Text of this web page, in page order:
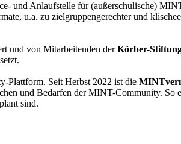
und Anlaufstelle für (außerschulische)
u.a. zu zielgruppengerechter und
und von Mitarbeitenden derKörber-
Plattform. Seit Herbst 2022 ist die
und Bedarfen der MINT-Community.
sind.